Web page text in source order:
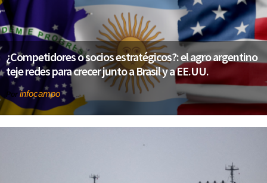
¿Competidores o socios estratégicos?: el agro argentino
teje redes para crecer junto a Brasil y a EE.UU.
Por infocampo